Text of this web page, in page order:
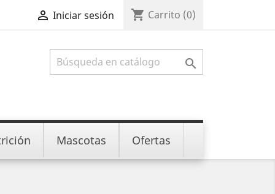
 Iniciar sesión shopping_cart Carrito (0)

Mascotas Ofertas